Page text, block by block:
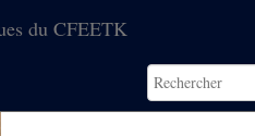
du CFEETK